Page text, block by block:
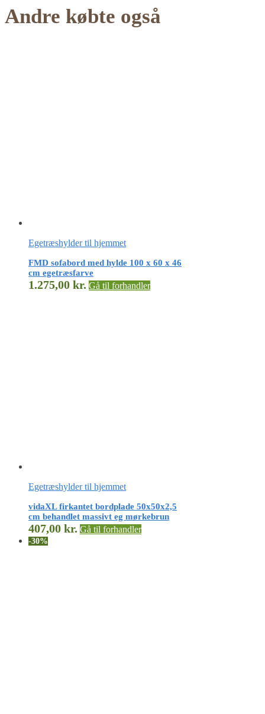
Andre købte også
Egetræshylder til hjemmet
FMD sofabord med hylde 100 x 60 x 46
cm egetræsfarve
1.275,00 kr. Gå til forhandler
Egetræshylder til hjemmet
vidaXL firkantet bordplade 50x50x2,5
cm behandlet massivt eg mørkebrun
407,00 kr. Gå til forhandler
-30%